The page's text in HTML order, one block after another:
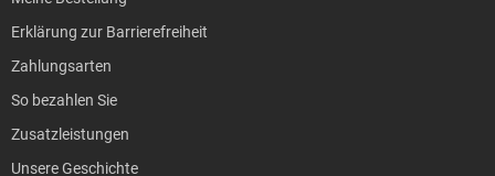
Erklärung zur Barrierefreiheit
Zahlungsarten
So bezahlen Sie
Zusatzleistungen
Unsere Geschichte